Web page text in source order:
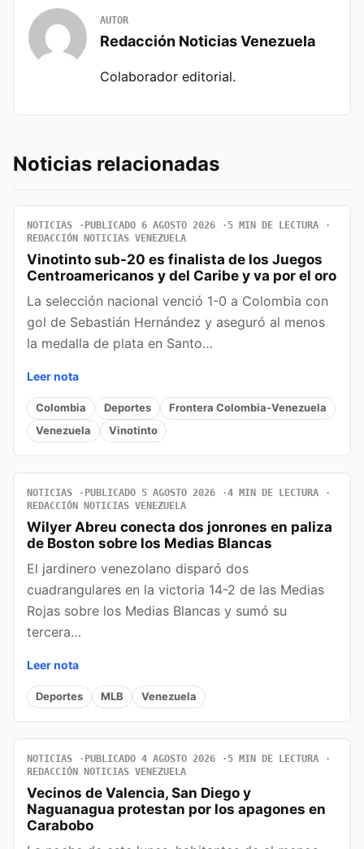
AUTOR
Redacción Noticias Venezuela
Colaborador editorial.
Noticias relacionadas
NOTICIAS PUBLICADO 6 AGOSTO 2026
5 MIN DE LECTURA
REDACCIÓN NOTICIAS VENEZUELA
Vinotinto sub-20 es finalista de los Juegos
Centroamericanos y del Caribe y va por el oro
La selección nacional venció 1-0 a Colombia con
gol de Sebastián Hernández y aseguró al menos
la medalla de plata en Santo…
Leer nota
Colombia Deportes
Frontera Colombia-Venezuela
Venezuela
Vinotinto
NOTICIAS PUBLICADO 5 AGOSTO 2026
4 MIN DE LECTURA
REDACCIÓN NOTICIAS VENEZUELA
Wilyer Abreu conecta dos jonrones en paliza
de Boston sobre los Medias Blancas
El jardinero venezolano disparó dos
cuadrangulares en la victoria 14-2 de las Medias
Rojas sobre los Medias Blancas y sumó su
tercera…
Leer nota
Deportes MLB Venezuela
NOTICIAS PUBLICADO 4 AGOSTO 2026
5 MIN DE LECTURA
REDACCIÓN NOTICIAS VENEZUELA
Vecinos de Valencia, San Diego y
Naguanagua protestan por los apagones en
Carabobo